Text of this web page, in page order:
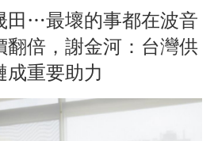
田…最壞的事都在波音
翻倍，謝金河：台灣供
成重要助力